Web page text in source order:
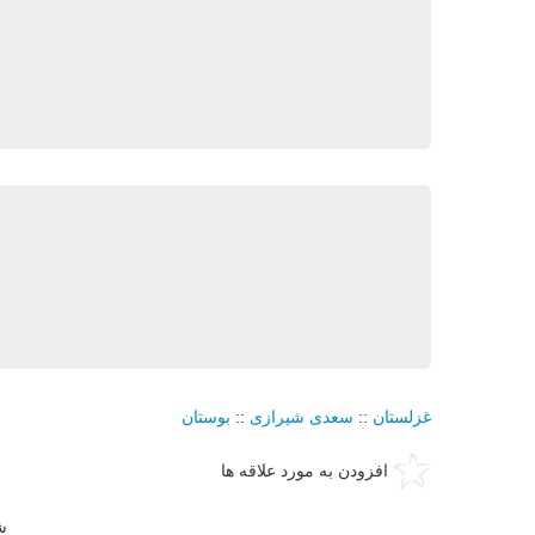
غزلستان :: سعدی شیرازی :: بوستان
افزودن به مورد علاقه ها